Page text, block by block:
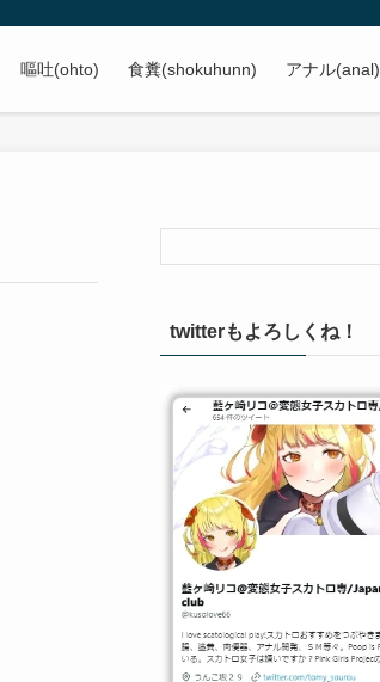
嘔吐(ohto) 食糞(shokuhunn) アナル(anal)
twitterもよろしくね！